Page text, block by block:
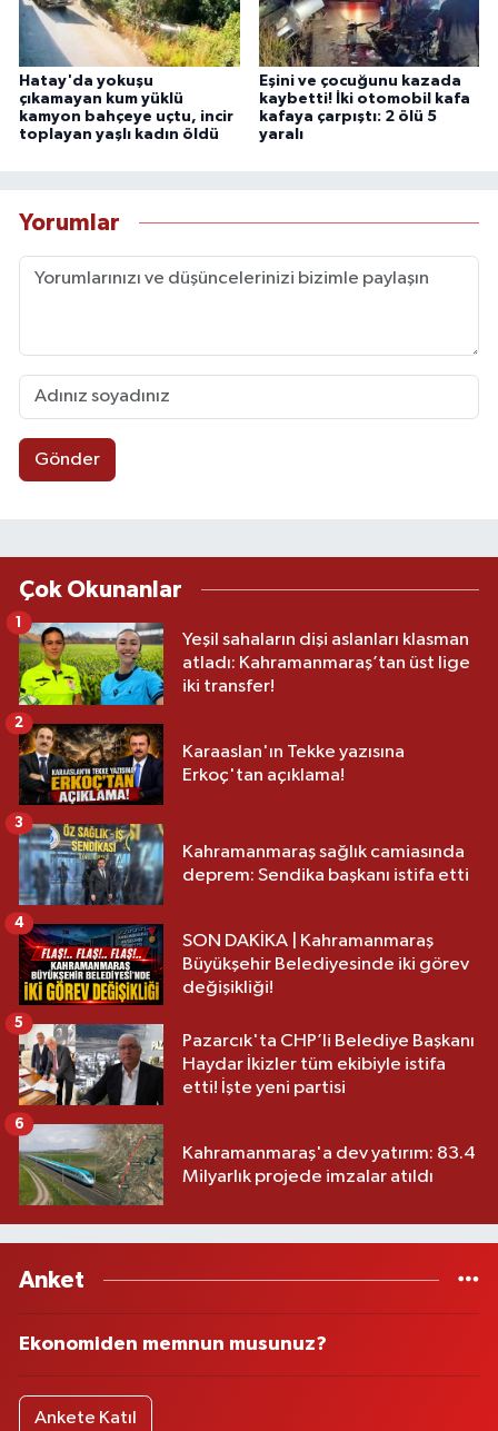
Hatay'da yokuşu
çıkamayan kum yüklü
kamyon bahçeye uçtu, incir
toplayan yaşlı kadın öldü
Eşini ve çocuğunu kazada
kaybetti! İki otomobil kafa
kafaya çarpıştı: 2 ölü 5
yaralı
Yorumlar
Gönder
Çok Okunanlar
Yeşil sahaların dişi aslanları klasman
atladı: Kahramanmaraş’tan üst lige
iki transfer!
1
Karaaslan'ın Tekke yazısına
Erkoç'tan açıklama!
2
Kahramanmaraş sağlık camiasında
deprem: Sendika başkanı istifa etti
3
SON DAKİKA | Kahramanmaraş
Büyükşehir Belediyesinde iki görev
değişikliği!
4
Pazarcık'ta CHP’li Belediye Başkanı
Haydar İkizler tüm ekibiyle istifa
etti! İşte yeni partisi
5
Kahramanmaraş'a dev yatırım: 83.4
Milyarlık projede imzalar atıldı
6
Anket
Ekonomiden memnun musunuz?
Ankete Katıl